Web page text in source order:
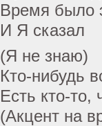
Время было
И Я сказал
(Я не знаю)
Кто-нибудь
Есть кто-то,
(Акцент на